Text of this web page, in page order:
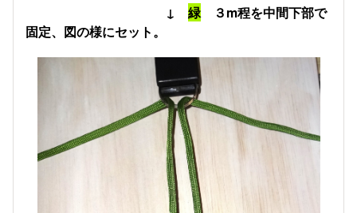
↓ 緑３m程を中間下部で
固定、図の様にセット。